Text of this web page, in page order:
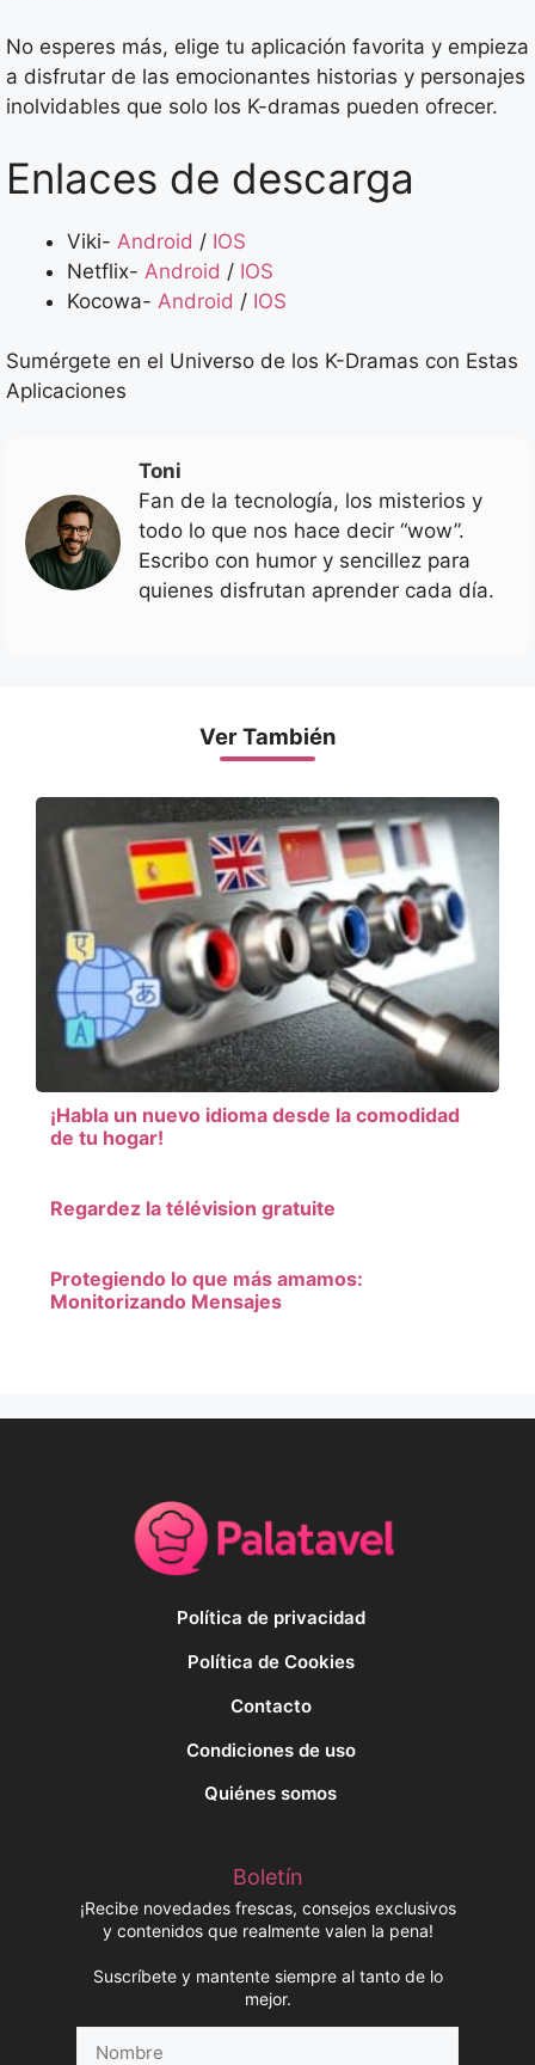
No esperes más, elige tu aplicación favorita y empieza
a disfrutar de las emocionantes historias y personajes
inolvidables que solo los K-dramas pueden ofrecer.
Enlaces de descarga
Viki- Android / IOS
Netflix- Android / IOS
Kocowa- Android / IOS
Sumérgete en el Universo de los K-Dramas con Estas
Aplicaciones
Toni
Fan de la tecnología, los misterios y
todo lo que nos hace decir “wow”.
Escribo con humor y sencillez para
quienes disfrutan aprender cada día.
Ver También
¡Habla un nuevo idioma desde la comodidad
de tu hogar!
Regardez la télévision gratuite
Protegiendo lo que más amamos:
Monitorizando Mensajes
Política de privacidad
Política de Cookies
Contacto
Condiciones de uso
Quiénes somos
Boletín
¡Recibe novedades frescas, consejos exclusivos
y contenidos que realmente valen la pena!
Suscríbete y mantente siempre al tanto de lo
mejor.